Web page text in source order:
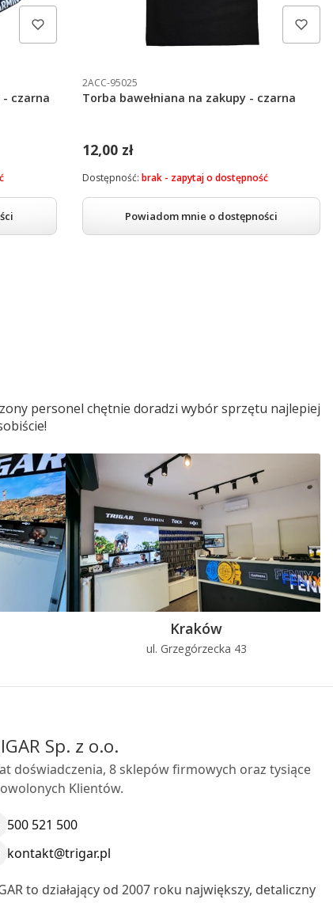
- czarna
2ACC-95025
Torba bawełniana na zakupy - czarna
12,00 zł
Powiadom mnie o dostępności
Dostępność: brak - zapytaj o dostępność
personel chętnie doradzi wybór sprzętu najlepiej
Kraków
ul. Grzegórzecka 43
Sp. z o.o.
doświadczenia, 8 sklepów firmowych oraz tysiące
Klientów.
500 521 500
kontakt@trigar.pl
to działający od 2007 roku największy, detaliczny